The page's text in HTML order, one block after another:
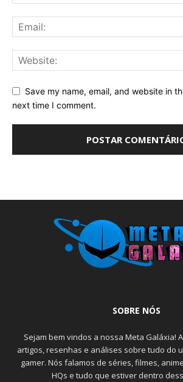
Save my name, email, and website in
next time I comment.
SOBRE NÓS
Sejam bem vindos a nossa Meta Galáxia!
artigos, resenhas e análises sobre tudo do
gamer. Nós falamos de séries, filmes,
HQs e tudo que estiver dentro